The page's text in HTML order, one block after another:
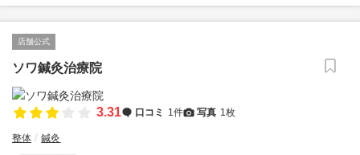
店舗公式
ソワ鍼灸治療院
3.31 口コミ 1件 写真 1枚
整体 鍼灸